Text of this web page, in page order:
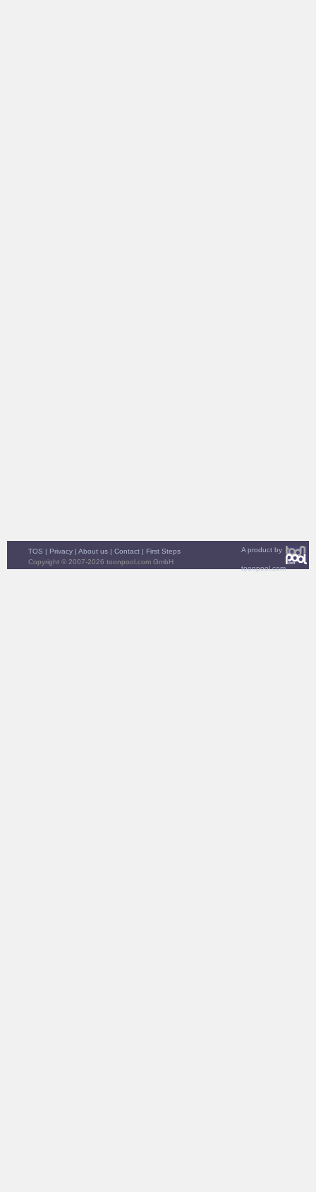
A product by
toonpool.com
TOS | Privacy | About us | Contact | First Steps
Copyright © 2007-2026 toonpool.com GmbH